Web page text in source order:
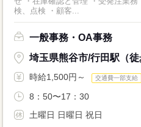
検、点検 ・顧客...
一般事務・OA事務
埼玉県熊谷市/行田駅（徒
時給1,500円～ 交通費一部支給
8：50〜17：30
土曜日 日曜日 祝日